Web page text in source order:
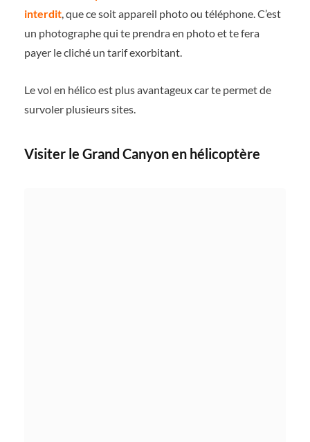
interdit, que ce soit appareil photo ou téléphone. C’est
un photographe qui te prendra en photo et te fera
payer le cliché un tarif exorbitant.
Le vol en hélico est plus avantageux car te permet de
survoler plusieurs sites.
Visiter le Grand Canyon en hélicoptère